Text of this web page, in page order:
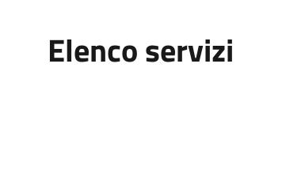
Elenco servizi